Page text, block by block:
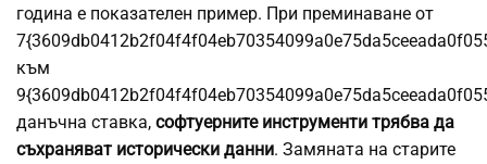
година е показателен пример. При преминаване от
към
данъчна ставка, софтуерните инструменти трябва да
съхраняват исторически данни. Замяната на старите